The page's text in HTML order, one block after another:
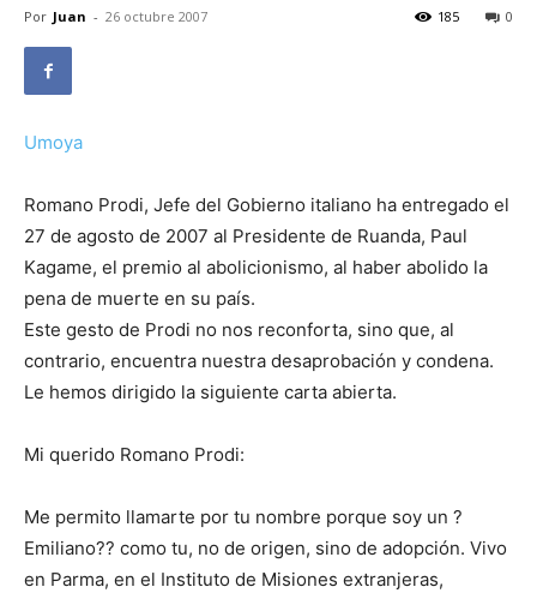
Por Juan - 26 octubre 2007 0
185
Umoya
Romano Prodi, Jefe del Gobierno italiano ha entregado el
27 de agosto de 2007 al Presidente de Ruanda, Paul
Kagame, el premio al abolicionismo, al haber abolido la
pena de muerte en su país.
Este gesto de Prodi no nos reconforta, sino que, al
contrario, encuentra nuestra desaprobación y condena.
Le hemos dirigido la siguiente carta abierta.
Mi querido Romano Prodi:
Me permito llamarte por tu nombre porque soy un ?
Emiliano?? como tu, no de origen, sino de adopción. Vivo
en Parma, en el Instituto de Misiones extranjeras,